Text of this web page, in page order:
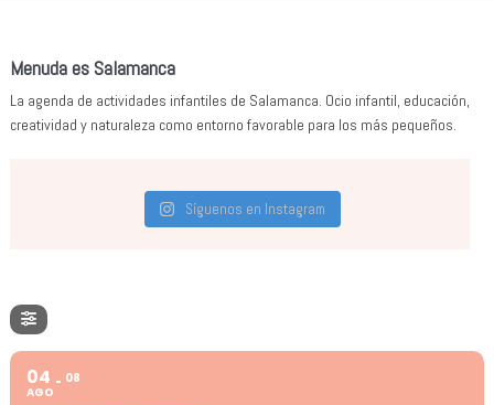
Menuda es Salamanca
La agenda de actividades infantiles de Salamanca. Ocio infantil, educación,
creatividad y naturaleza como entorno favorable para los más pequeños.
Síguenos en Instagram
04
AGO
08